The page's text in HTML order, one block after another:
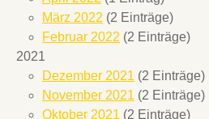
März 2022 (2 Einträge)
Februar 2022 (2 Einträge)
2021
Dezember 2021 (2 Einträge)
November 2021 (2 Einträge)
Oktober 2021 (2 Einträge)